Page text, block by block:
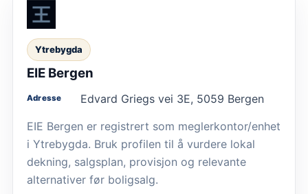
Ytrebygda
EIE Bergen
Adresse
Edvard Griegs vei 3E, 5059 Bergen
EIE Bergen er registrert som meglerkontor/enhet
i Ytrebygda. Bruk profilen til å vurdere lokal
dekning, salgsplan, provisjon og relevante
alternativer før boligsalg.